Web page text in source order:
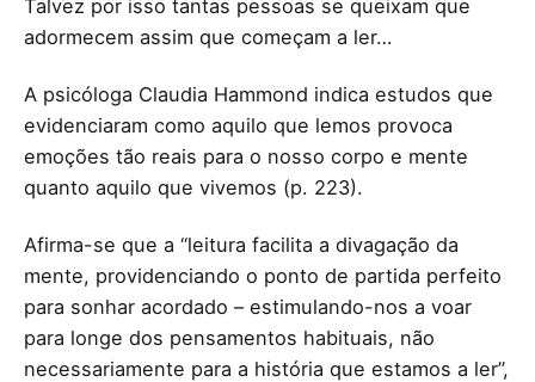
Talvez por isso tantas pessoas se queixam que
adormecem assim que começam a ler…
A psicóloga Claudia Hammond indica estudos que
evidenciaram como aquilo que lemos provoca
emoções tão reais para o nosso corpo e mente
quanto aquilo que vivemos (p. 223).
Afirma-se que a “leitura facilita a divagação da
mente, providenciando o ponto de partida perfeito
para sonhar acordado – estimulando-nos a voar
para longe dos pensamentos habituais, não
necessariamente para a história que estamos a ler”,